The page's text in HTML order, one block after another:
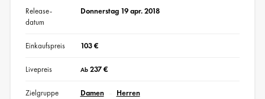
Release-
datum
Donnerstag 19 apr. 2018
Einkaufspreis 103 €
Livepreis Ab237 €
Zielgruppe Damen Herren